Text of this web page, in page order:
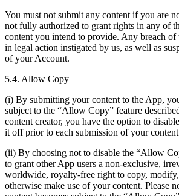
You must not submit any content if you are
not fully authorized to grant rights in any of
content you intend to provide. Any breach of
in legal action instigated by us, as well as
of your Account.
5.4. Allow Copy
(i) By submitting your content to the App,
subject to the “Allow Copy” feature
content creator, you have the option to
it off prior to each submission of your
(ii) By choosing not to disable the “Allow
to grant other App users a non-exclusive,
worldwide, royalty-free right to copy,
otherwise make use of your content. Please